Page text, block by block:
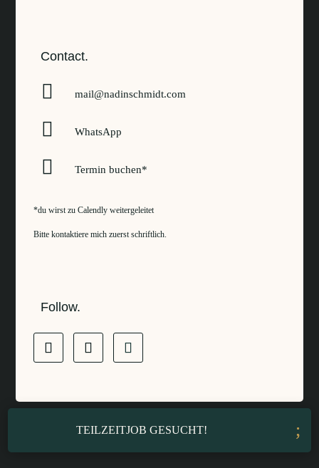
Contact.
 mail@nadinschmidt.com
 WhatsApp
 Termin buchen*
*du wirst zuCalendly weitergeleitet
Bitte kontaktiere mich zuerst schriftlich.
Follow.
TEILZEITJOB GESUCHT!